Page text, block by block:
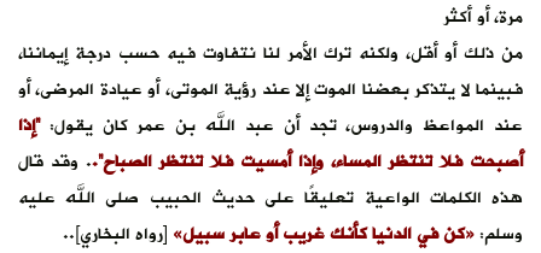
مرة، أو أكثر
من ذلك أو أقل، ولكنه ترك الأمر لنا نتفاوت فيه حسب درجة إيماننا،
فبينما لا يتذكر بعضنا الموت إلا عند رؤية الموتى، أو عيادة المرضى، أو
عند المواعظ والدروس، تجد أن عبد الله بن عمر كان يقول: “إذا
أصبحت فلا تنتظر المساء، وإذا أمسيت فلا تنتظر الصباح”.. وقد قال
هذه الكلمات الواعية تعليقًا على حديث الحبيب صلى الله عليه
وسلم:«كن في الدنيا كأنك غريب أو عابر سبيل» [رواه البخاري]..